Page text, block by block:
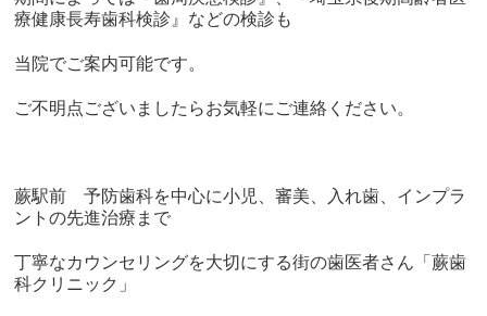
療健康長寿歯科検診』などの検診も
当院でご案内可能です。
ご不明点ございましたらお気軽にご連絡ください。
蕨駅前 予防歯科を中心に小児、審美、入れ歯、インプラ
ントの先進治療まで
丁寧なカウンセリングを大切にする街の歯医者さん「蕨歯
科クリニック」